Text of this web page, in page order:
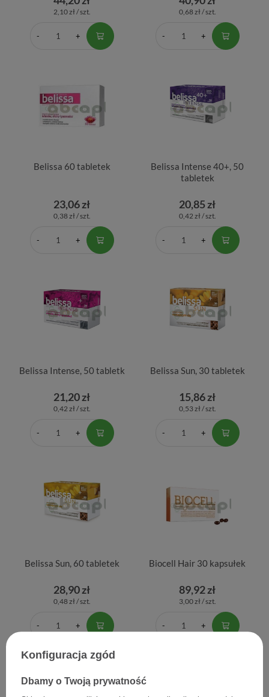
2,10 zł / szt. 0,68 zł / szt.
Belissa 60 tabletek
23,06 zł
0,38 zł / szt.
Belissa Intense 40+, 50
tabletek
20,85 zł
0,42 zł / szt.
Belissa Intense, 50 tabletk
21,20 zł
0,42 zł / szt.
Belissa Sun, 30 tabletek
15,86 zł
0,53 zł / szt.
Belissa Sun, 60 tabletek
28,90 zł
0,48 zł / szt.
Biocell Hair 30 kapsułek
89,92 zł
3,00 zł / szt.
Konfiguracja zgód
Dbamy o Twoją prywatność